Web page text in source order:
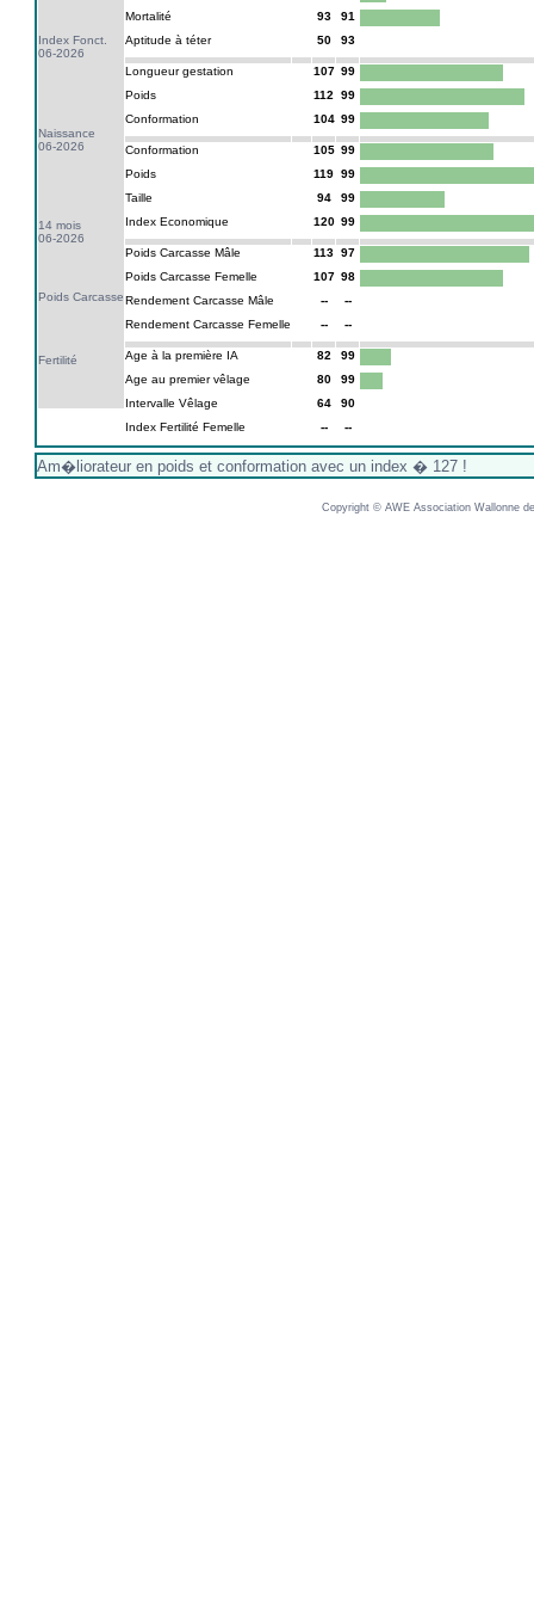
Index Fonct.
06-2026
Naissance
06-2026
14 mois
06-2026
Poids Carcasse
Fertilité
Mortalité
93
91
Aptitude à téter
50 93
Longueur gestation 107 99
Poids
112
99
Conformation
104 99
Conformation 105 99
Poids
119 99
Taille
94
99
Index Economique
120 99
Poids Carcasse Mâle 113 97
Poids Carcasse Femelle
107 98
Rendement Carcasse Mâle
--
--
Rendement Carcasse Femelle
-- --
Age à la première IA 82
99
Age au premier vêlage
80
99
Intervalle Vêlage
64
90
Index Fertilité Femelle
-- --
Am�liorateur en poids et conformation avec un index � 127 !
Copyright © AWE Association Wallonne